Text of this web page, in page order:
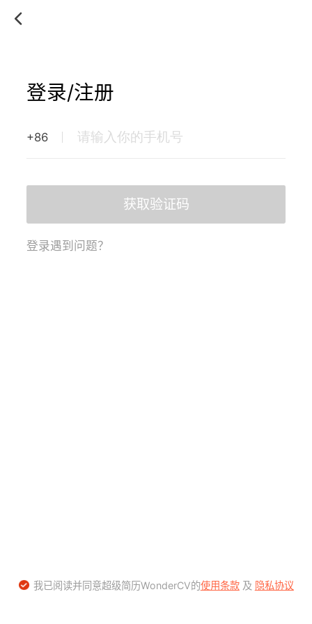
登录/注册
+86
获取验证码
登录遇到问题？
我已阅读并同意超级简历WonderCV的使用条款及 隐私协议